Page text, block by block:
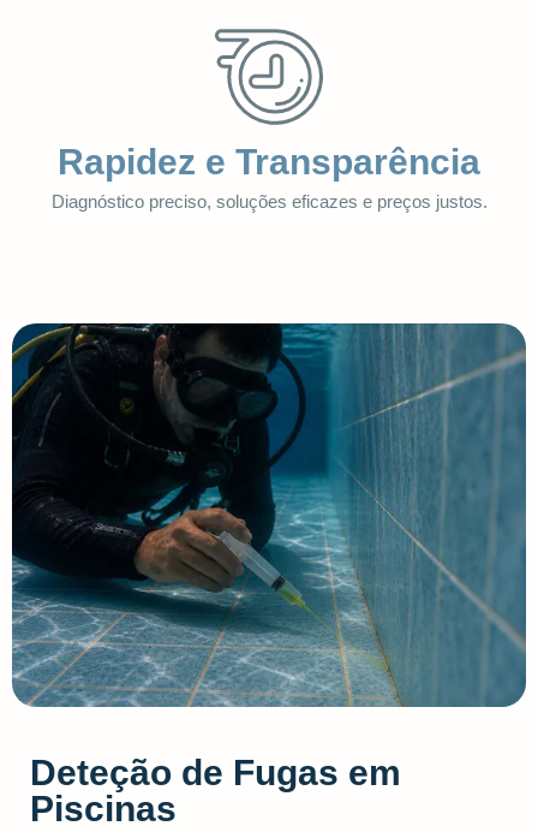
Rapidez e Transparência
Diagnóstico preciso, soluções eficazes e preços justos.
Deteção de Fugas em
Piscinas